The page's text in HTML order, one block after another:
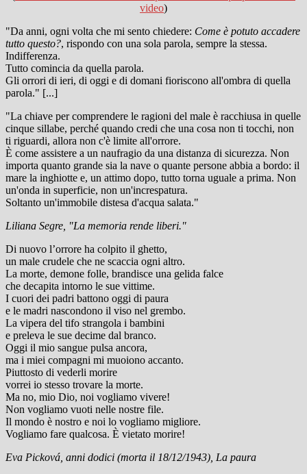
video)
"Da anni, ogni volta che mi sento chiedere: Come è potuto accadere
tutto questo?, rispondo con una sola parola, sempre la stessa.
Indifferenza.
Tutto comincia da quella parola.
Gli orrori di ieri, di oggi e di domani fioriscono all'ombra di quella
parola." [...]
"La chiave per comprendere le ragioni del male è racchiusa in quelle
cinque sillabe, perché quando credi che una cosa non ti tocchi, non
ti riguardi, allora non c'è limite all'orrore.
È come assistere a un naufragio da una distanza di sicurezza. Non
importa quanto grande sia la nave o quante persone abbia a bordo: il
mare la inghiotte e, un attimo dopo, tutto torna uguale a prima. Non
un'onda in superficie, non un'increspatura.
Soltanto un'immobile distesa d'acqua salata."
Liliana Segre, "La memoria rende liberi."
Di nuovo l’orrore ha colpito il ghetto,
un male crudele che ne scaccia ogni altro.
La morte, demone folle, brandisce una gelida falce
che decapita intorno le sue vittime.
I cuori dei padri battono oggi di paura
e le madri nascondono il viso nel grembo.
La vipera del tifo strangola i bambini
e preleva le sue decime dal branco.
Oggi il mio sangue pulsa ancora,
ma i miei compagni mi muoiono accanto.
Piuttosto di vederli morire
vorrei io stesso trovare la morte.
Ma no, mio Dio, noi vogliamo vivere!
Non vogliamo vuoti nelle nostre file.
Il mondo è nostro e noi lo vogliamo migliore.
Vogliamo fare qualcosa. È vietato morire!
Eva Picková, anni dodici (morta il 18/12/1943), La paura